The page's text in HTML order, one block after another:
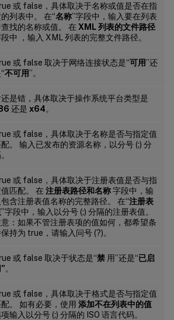
或 false，具体取决于名称或值是否在指
列表中。 在“名称”字段中，输入要在列表
找的名称或值。 在 XML 列表的文件路径
中 ，输入 XML 列表的完整文件路径。
或 false 取决于网络连接状态是“可用”还
不可用”。
还是错，具体取决于操作系统平台类型是
还是 x64。
或 false，具体取决于名称是否与指定值
配。 输入已发布的资源名称，以分号 (;) 分
或 false，具体取决于注册表值是否与指
值匹配。 在 注册表路径和名称字段中，输
包含注册表值名称的完整路径。 在“注册表
”字段中，输入以分号 (;) 分隔的注册表值。
：如果不管注册表项的值如何，都希望条
持为 true，请输入问号 (?)。
或 false 取决于状态是“禁 用”还是“已启
。
或 false，具体取决于格式是否与指定值
配。 如有必要，使用 添加不在列表中的值
输入以分号 (;) 分隔的 ISO 语言代码。